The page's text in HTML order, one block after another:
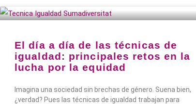
El día a día de las técnicas de
igualdad: principales retos en la
lucha por la equidad
Imagina una sociedad sin brechas de género. Suena bien,
¿verdad? Pues las técnicas de igualdad trabajan para